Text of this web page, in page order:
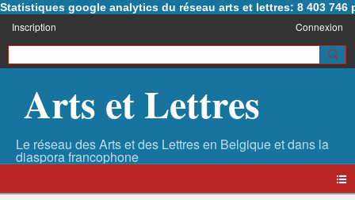
Statistiques google analytics du réseau arts et lettres: 8 403 746
Inscription Connexion
Arts et Lettres